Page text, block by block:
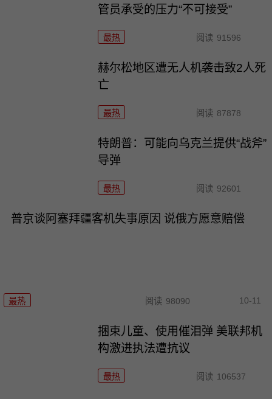
管员承受的压力“不可接受”
最热 阅读 91596
赫尔松地区遭无人机袭击致2人死
亡
最热 阅读 87878
特朗普：可能向乌克兰提供“战斧”
导弹
最热 阅读 92601
普京谈阿塞拜疆客机失事原因 说俄方愿意赔偿
最热 阅读 98090 10-11
捆束儿童、使用催泪弹 美联邦机
构激进执法遭抗议
最热 阅读 106537